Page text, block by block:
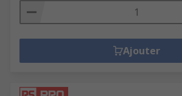
Ajouter